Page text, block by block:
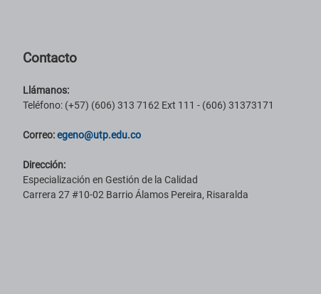
Contacto
Llámanos:
Teléfono: (+57) (606) 313 7162 Ext 111 - (606) 31373171
Correo:egeno@utp.edu.co
Dirección:
Especialización en Gestión de la Calidad
Carrera 27 #10-02 Barrio Álamos Pereira, Risaralda